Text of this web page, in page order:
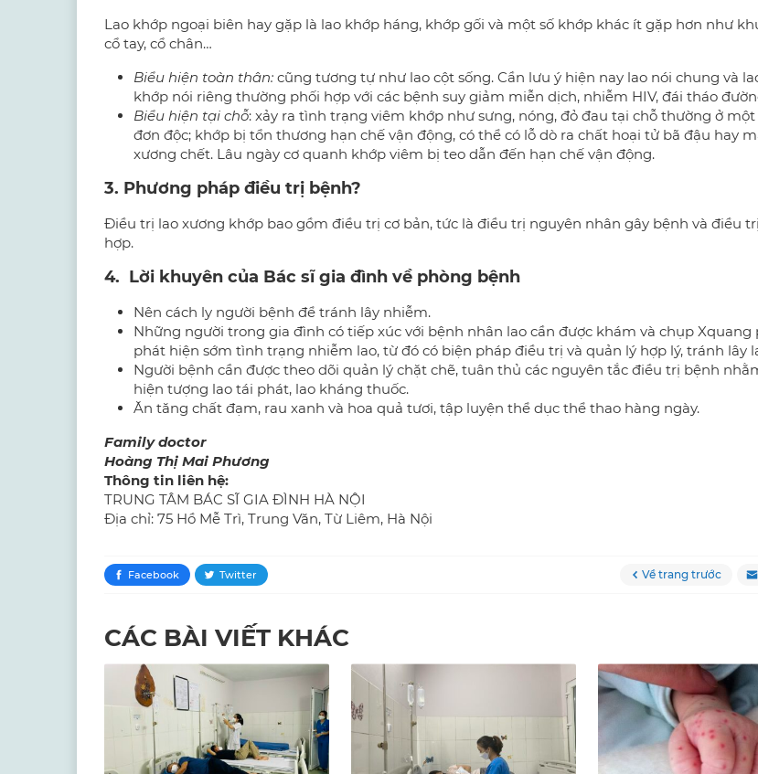
Lao khớp ngoại biên hay gặp là lao khớp háng, khớp gối và một số khớp khác ít gặp hơn như
cổ tay, cổ chân…
Biểu hiện toàn thân: cũng tương tự như lao cột sống. Cần lưu ý hiện nay lao nói chung và
khớp nói riêng thường phối hợp với các bệnh suy giảm miễn dịch, nhiễm HIV, đái tháo
Biểu hiện tại chỗ: xảy ra tình trạng viêm khớp như sưng, nóng, đỏ đau tại chỗ thường ở
đơn độc; khớp bị tổn thương hạn chế vận động, có thể có lỗ dò ra chất hoại tử bã đậu hay
xương chết. Lâu ngày cơ quanh khớp viêm bị teo dẫn đến hạn chế vận động.
3. Phương pháp điều trị bệnh?
Điều trị lao xương khớp bao gồm điều trị cơ bản, tức là điều trị nguyên nhân gây bệnh và điều
hợp.
4. Lời khuyên của Bác sĩ gia đình về phòng bệnh
Nên cách ly người bệnh để tránh lây nhiễm.
Những người trong gia đình có tiếp xúc với bệnh nhân lao cần được khám và chụp Xquang
phát hiện sớm tình trạng nhiễm lao, từ đó có biện pháp điều trị và quản lý hợp lý, tránh lây
​Người bệnh cần được theo dõi quản lý chặt chẽ, tuân thủ các nguyên tắc điều trị bệnh
hiện tượng lao tái phát, lao kháng thuốc.
​Ăn tăng chất đạm, rau xanh và hoa quả tươi, tập luyện thể dục thể thao hàng ngày.
Family doctor
Hoàng Thị Mai Phương
Thông tin liên hệ:
TRUNG TÂM BÁC SĨ GIA ĐÌNH HÀ NỘI
Địa chỉ: 75 Hồ Mễ Trì, Trung Văn, Từ Liêm, Hà Nội
Facebook Twitter Về trang trước
CÁC BÀI VIẾT KHÁC